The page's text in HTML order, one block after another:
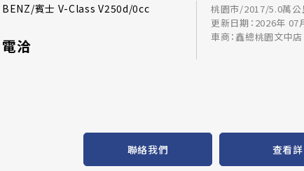
BENZ/賓士 V-Class V250d/0cc
電洽
桃園市/2017/5.0萬公
更新日期：2026年 07
車商：鑫總桃園文中店
聯絡我們 查看